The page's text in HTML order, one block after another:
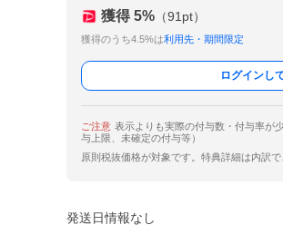
獲得 5% （91 pt）
獲得のうち4.5%は利用先・期間限定
ログインし
ご注意 表示よりも実際の付与数・付与率が
与上限、未確定の付与等）
原則税抜価格が対象です。特典詳細は内訳で
発送日情報なし